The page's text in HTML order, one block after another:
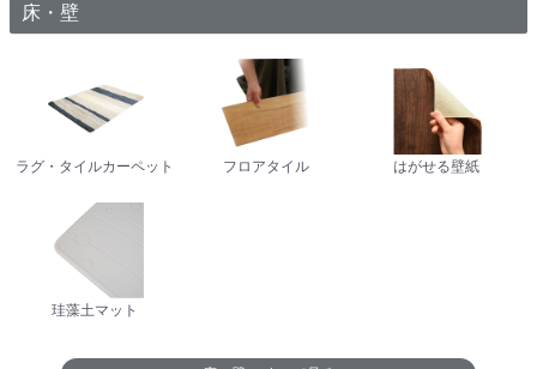
床・壁
ラグ・タイルカーペット フロアタイル はがせる壁紙
珪藻土マット